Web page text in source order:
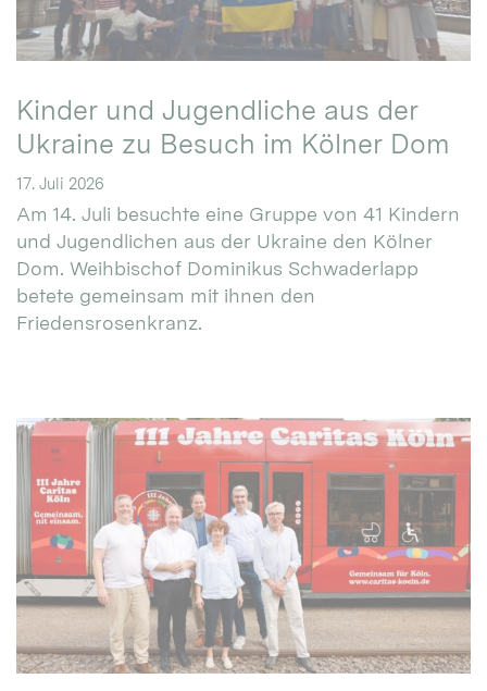
Kinder und Jugendliche aus der
Ukraine zu Besuch im Kölner Dom
17. Juli 2026
Am 14. Juli besuchte eine Gruppe von 41 Kindern
und Jugendlichen aus der Ukraine den Kölner
Dom. Weihbischof Dominikus Schwaderlapp
betete gemeinsam mit ihnen den
Friedensrosenkranz.